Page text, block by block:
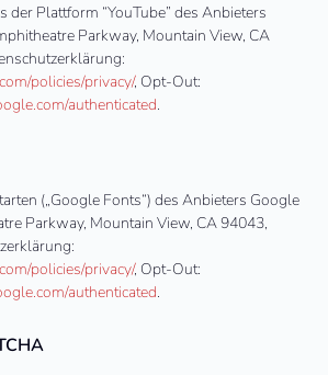
der Plattform “YouTube” des Anbieters
Parkway, Mountain View, CA
policies/privacy/, Opt-Out:
authenticated.
(„Google Fonts“) des Anbieters Google
Parkway, Mountain View, CA 94043,
policies/privacy/, Opt-Out:
authenticated.